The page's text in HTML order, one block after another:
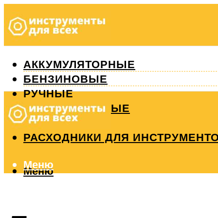
АККУМУЛЯТОРНЫЕ
БЕНЗИНОВЫЕ
РУЧНЫЕ
ИЗМЕРИТЕЛЬНЫЕ
РЕМОНТ
РАСХОДНИКИ ДЛЯ
Меню
Меню